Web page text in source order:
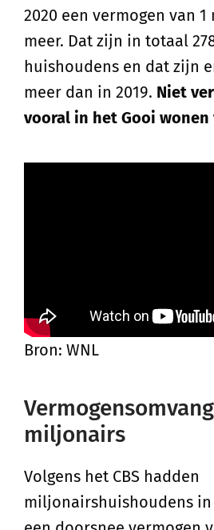
2020 een vermogen van
meer. Dat zijn in totaal
huishoudens en dat zijn
meer dan in 2019. Niet
vooral in het Gooi
Bron: WNL
miljonairs
Volgens het CBS hadden
miljonairshuishoudens in